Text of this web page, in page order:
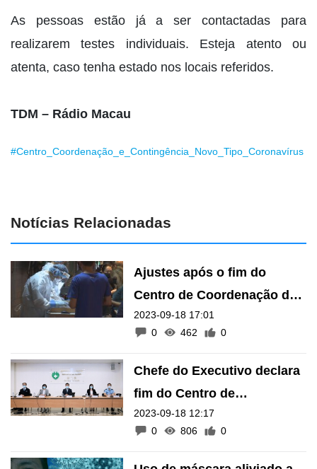
As pessoas estão já a ser contactadas para
realizarem testes individuais. Esteja atento ou
atenta, caso tenha estado nos locais referidos.
TDM – Rádio Macau
#Centro_Coordenação_e_Contingência_Novo_Tipo_Coronavírus
Notícias Relacionadas
Ajustes após o fim do
Centro de Coordenação de
Contingência do Novo Tipo
de Coronavírus
2023-09-18 17:01
0
462 0
Chefe do Executivo declara
fim do Centro de
Coordenação de
Contingência do Novo Tipo
de Coronavírus
2023-09-18 12:17
0
806 0